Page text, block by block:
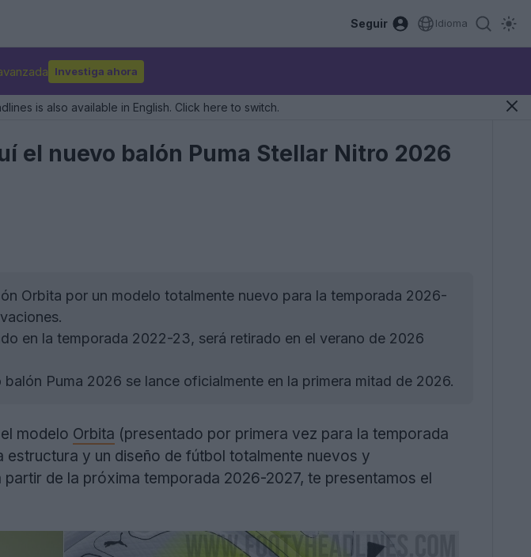
Seguir Idioma
Investiga ahora
is also available in English. Click here to switch.
el nuevo balón Puma Stellar Nitro 2026
Orbita por un modelo totalmente nuevo para la temporada 2026-
en la temporada 2022-23, será retirado en el verano de 2026
balón Puma 2026 se lance oficialmente en la primera mitad de 2026.
modelo Orbita (presentado por primera vez para la temporada
estructura y un diseño de fútbol totalmente nuevos y
de la próxima temporada 2026-2027, te presentamos el